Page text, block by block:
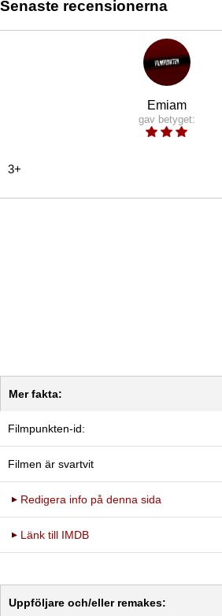
Senaste recensionerna
Emiam
gav betyget:
3+
Mer fakta:
Filmpunkten-id:
Filmen är svartvit
Redigera info på denna sida
Länk till IMDB
Uppföljare och/eller remakes: